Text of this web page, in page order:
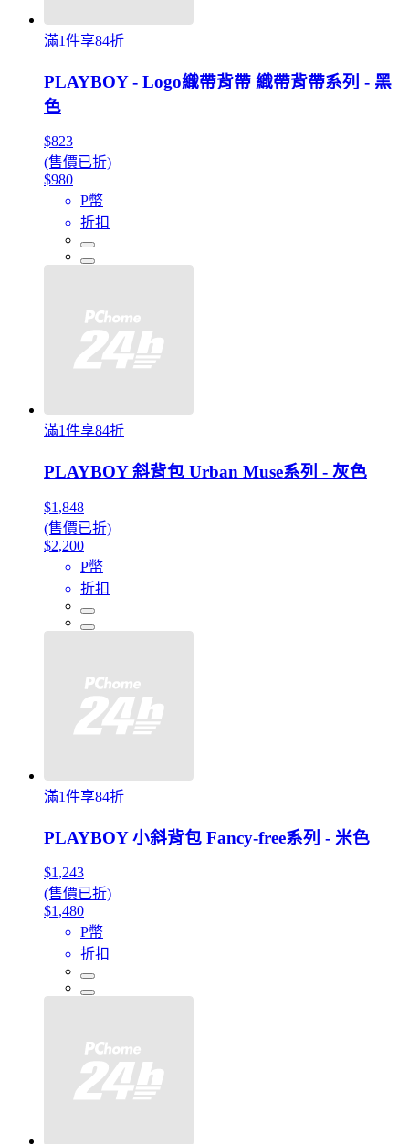
滿1件享84折
PLAYBOY - Logo織帶背帶 織帶背帶系列 - 黑
色
$823
(售價已折)
$980
P幣
折扣
滿1件享84折
PLAYBOY 斜背包 Urban Muse系列 - 灰色
$1,848
(售價已折)
$2,200
P幣
折扣
滿1件享84折
PLAYBOY 小斜背包 Fancy-free系列 - 米色
$1,243
(售價已折)
$1,480
P幣
折扣